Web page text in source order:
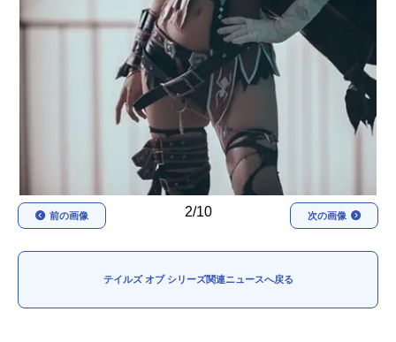
2/10
前の画像 次の画像
テイルズ オブ シリーズ関連ニュースへ戻る